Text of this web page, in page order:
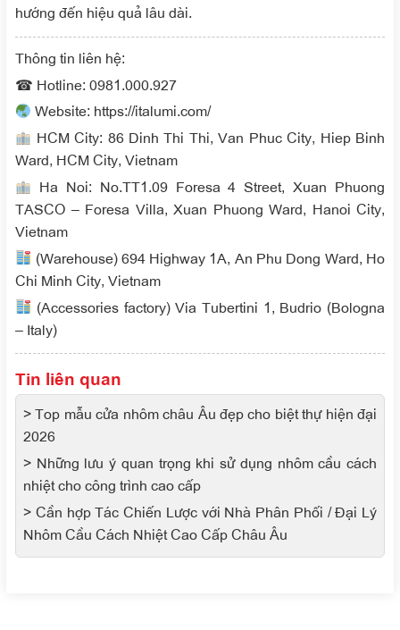
hướng đến hiệu quả lâu dài.
Thông tin liên hệ:
☎ Hotline: 0981.000.927
Website: https://italumi.com/
HCM City: 86 Dinh Thi Thi, Van Phuc City, Hiep Binh
Ward, HCM City, Vietnam
Ha Noi: No.TT1.09 Foresa 4 Street, Xuan Phuong
TASCO – Foresa Villa, Xuan Phuong Ward, Hanoi City,
Vietnam
(Warehouse) 694 Highway 1A, An Phu Dong Ward, Ho
Chi Minh City, Vietnam
(Accessories factory) Via Tubertini 1, Budrio (Bologna
– Italy)
Tin liên quan
> Top mẫu cửa nhôm châu Âu đẹp cho biệt thự hiện đại
2026
> Những lưu ý quan trọng khi sử dụng nhôm cầu cách
nhiệt cho công trình cao cấp
> Cần hợp Tác Chiến Lược với Nhà Phân Phối / Đại Lý
Nhôm Cầu Cách Nhiệt Cao Cấp Châu Âu